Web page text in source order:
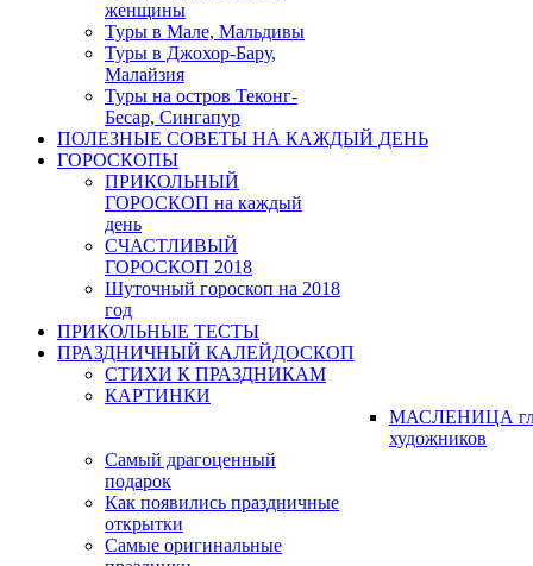
женщины
Туры в Мале, Мальдивы
Туры в Джохор-Бару,
Малайзия
Туры на остров Теконг-
Бесар, Сингапур
ПОЛЕЗНЫЕ СОВЕТЫ НА КАЖДЫЙ ДЕНЬ
ГОРОСКОПЫ
ПРИКОЛЬНЫЙ
ГОРОСКОП на каждый
день
СЧАСТЛИВЫЙ
ГОРОСКОП 2018
Шуточный гороскоп на 2018
год
ПРИКОЛЬНЫЕ ТЕСТЫ
ПРАЗДНИЧНЫЙ КАЛЕЙДОСКОП
СТИХИ К ПРАЗДНИКАМ
КАРТИНКИ
МАСЛЕНИЦА
художников
Самый драгоценный
подарок
Как появились праздничные
открытки
Самые оригинальные